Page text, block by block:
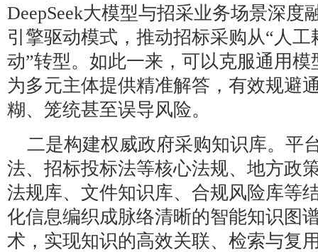
DeepSeek大模型与招采业务场景深度
引擎驱动模式，推动招标采购从“人
动”转型。如此一来，可以克服通用
为多元主体提供精准解答，有效规避
糊、笼统甚至误导风险。
二是构建权威政府采购知识库。平
法、招标投标法等核心法规、地方政
法规库、文件知识库、合规风险库等
化信息编织成脉络清晰的智能知识图
术，实现知识的高效关联、检索与复